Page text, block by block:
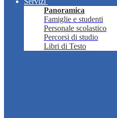
Panoramica
Famiglie e studenti
Personale scolastico
Percorsi di studio
Libri di Testo